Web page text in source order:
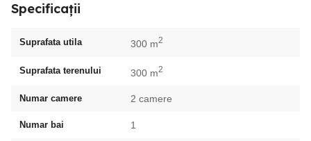
Specificații
Suprafata utila 300 m2
Suprafata terenului 300 m2
Numar camere 2 camere
Numar bai 1